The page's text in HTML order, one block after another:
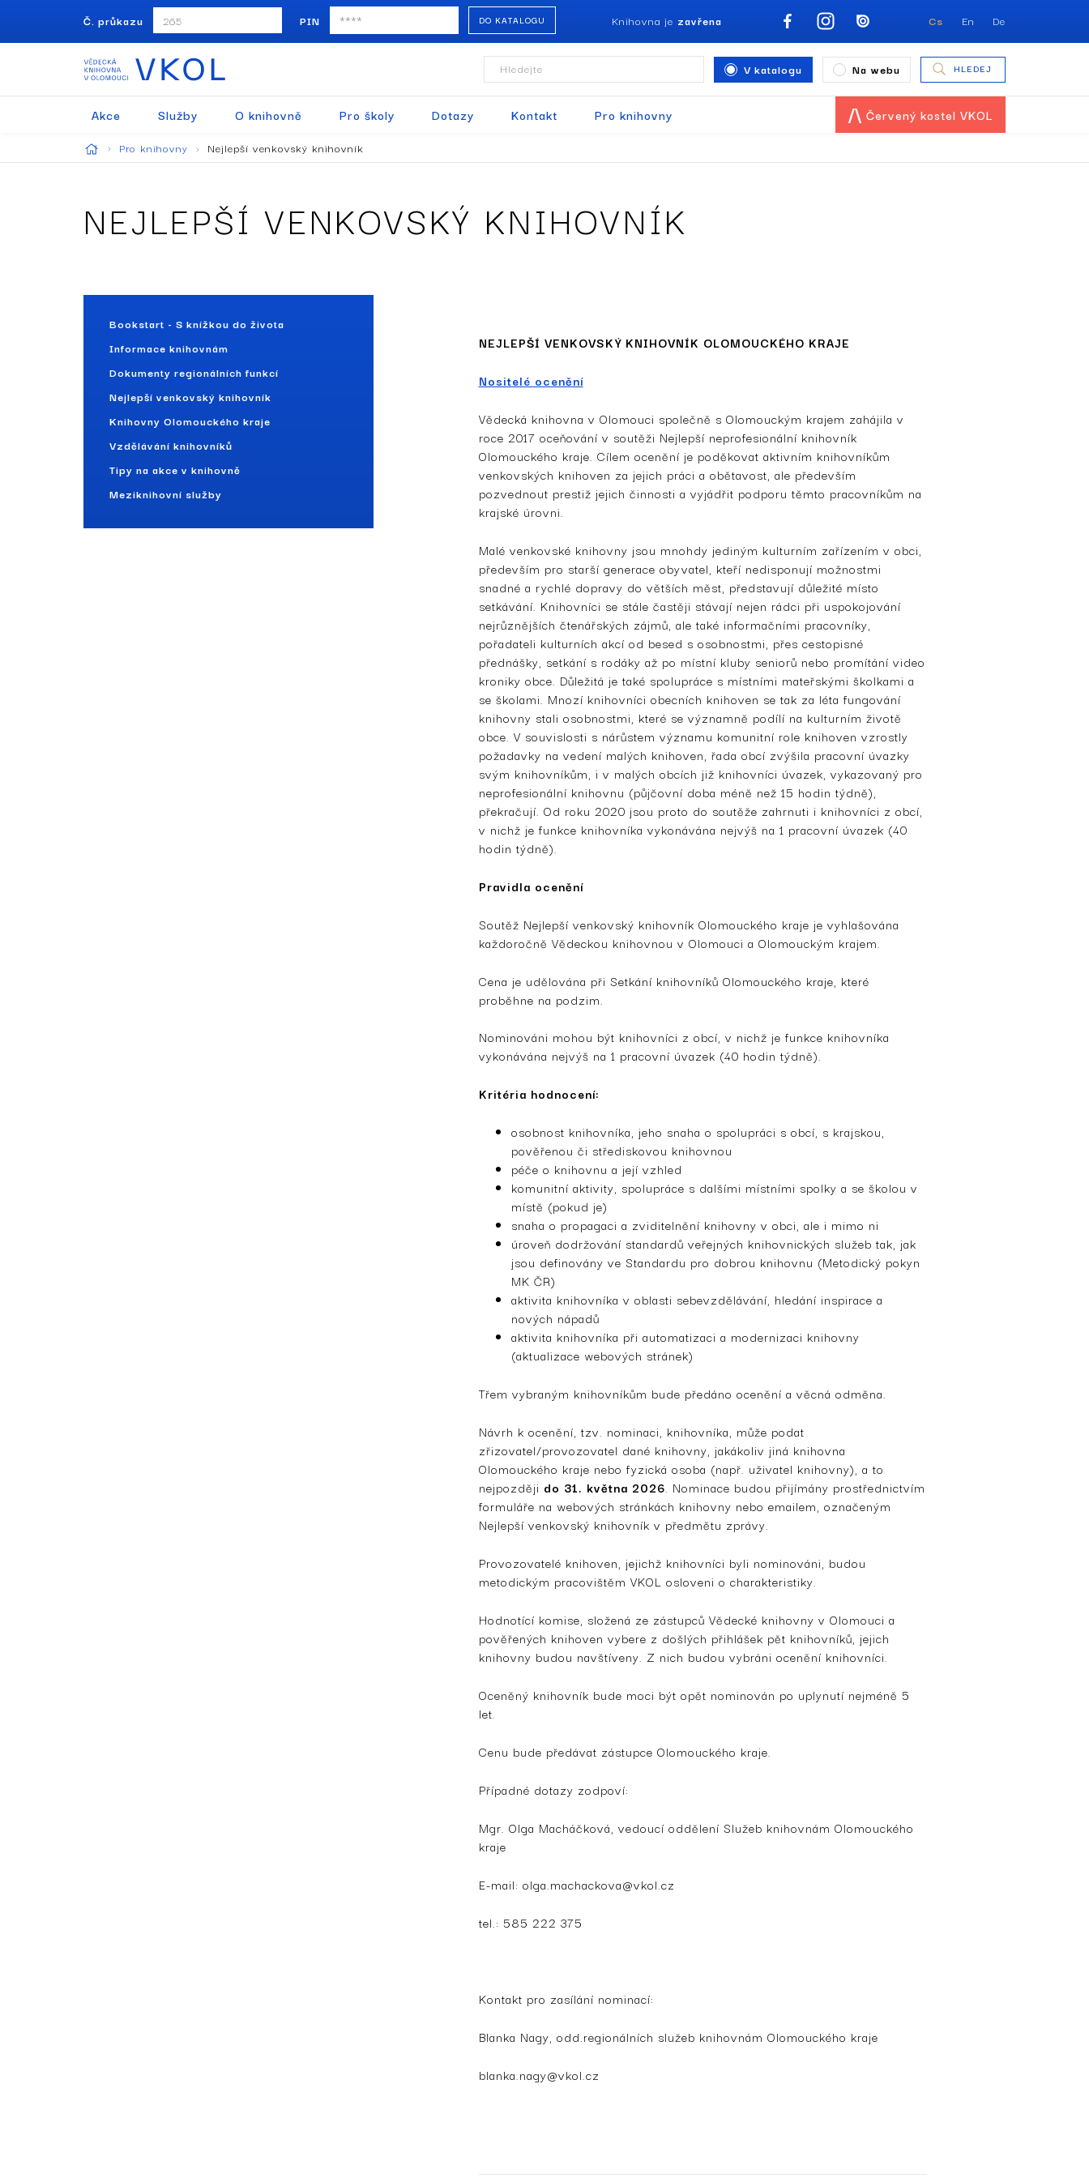
Č. průkazu PIN DO KATALOGU Knihovna je zavřena Cs En De
Hledejte V katalogu Na webu HLEDEJ
Akce Služby O knihovně Pro školy Dotazy Kontakt Pro knihovny Červený kostel VKOL
Pro knihovny Nejlepší venkovský knihovník
NEJLEPŠÍ VENKOVSKÝ KNIHOVNÍK
Bookstart - S knížkou do života
Informace knihovnám
Dokumenty regionálních funkcí
Nejlepší venkovský knihovník
Knihovny Olomouckého kraje
Vzdělávání knihovníků
Tipy na akce v knihovně
Meziknihovní služby
NEJLEPŠÍ VENKOVSKÝ KNIHOVNÍK OLOMOUCKÉHO KRAJE
Nositelé ocenění
Vědecká knihovna v Olomouci společně s Olomouckým krajem zahájila v
roce 2017 oceňování v soutěži Nejlepší neprofesionální knihovník
Olomouckého kraje. Cílem ocenění je poděkovat aktivním knihovníkům
venkovských knihoven za jejich práci a obětavost, ale především
pozvednout prestiž jejich činnosti a vyjádřit podporu těmto pracovníkům na
krajské úrovni.
Malé venkovské knihovny jsou mnohdy jediným kulturním zařízením v obci,
především pro starší generace obyvatel, kteří nedisponují možnostmi
snadné a rychlé dopravy do větších měst, představují důležité místo
setkávání. Knihovníci se stále častěji stávají nejen rádci při uspokojování
nejrůznějších čtenářských zájmů, ale také informačními pracovníky,
pořadateli kulturních akcí od besed s osobnostmi, přes cestopisné
přednášky, setkání s rodáky až po místní kluby seniorů nebo promítání video
kroniky obce. Důležitá je také spolupráce s místními mateřskými školkami a
se školami. Mnozí knihovníci obecních knihoven se tak za léta fungování
knihovny stali osobnostmi, které se významně podílí na kulturním životě
obce. V souvislosti s nárůstem významu komunitní role knihoven vzrostly
požadavky na vedení malých knihoven, řada obcí zvýšila pracovní úvazky
svým knihovníkům, i v malých obcích již knihovníci úvazek, vykazovaný pro
neprofesionální knihovnu (půjčovní doba méně než 15 hodin týdně),
překračují. Od roku 2020 jsou proto do soutěže zahrnuti i knihovníci z obcí,
v nichž je funkce knihovníka vykonávána nejvýš na 1 pracovní úvazek (40
hodin týdně).
Pravidla ocenění
Soutěž Nejlepší venkovský knihovník Olomouckého kraje je vyhlašována
každoročně Vědeckou knihovnou v Olomouci a Olomouckým krajem.
Cena je udělována při Setkání knihovníků Olomouckého kraje, které
proběhne na podzim.
Nominováni mohou být knihovníci z obcí, v nichž je funkce knihovníka
vykonávána nejvýš na 1 pracovní úvazek (40 hodin týdně).
Kritéria hodnocení:
osobnost knihovníka, jeho snaha o spolupráci s obcí, s krajskou,
pověřenou či střediskovou knihovnou
péče o knihovnu a její vzhled
komunitní aktivity, spolupráce s dalšími místními spolky a se školou v
místě (pokud je)
snaha o propagaci a zviditelnění knihovny v obci, ale i mimo ni
úroveň dodržování standardů veřejných knihovnických služeb tak, jak
jsou definovány ve Standardu pro dobrou knihovnu (Metodický pokyn
MK ČR)
aktivita knihovníka v oblasti sebevzdělávání, hledání inspirace a
nových nápadů
aktivita knihovníka při automatizaci a modernizaci knihovny
(aktualizace webových stránek)
Třem vybraným knihovníkům bude předáno ocenění a věcná odměna.
Návrh k ocenění, tzv. nominaci, knihovníka, může podat
zřizovatel/provozovatel dané knihovny, jakákoliv jiná knihovna
Olomouckého kraje nebo fyzická osoba (např. uživatel knihovny), a to
nejpozději do 31. května 2026. Nominace budou přijímány prostřednictvím
formuláře na webových stránkách knihovny nebo emailem, označeným
Nejlepší venkovský knihovník v předmětu zprávy.
Provozovatelé knihoven, jejichž knihovníci byli nominováni, budou
metodickým pracovištěm VKOL osloveni o charakteristiky.
Hodnotící komise, složená ze zástupců Vědecké knihovny v Olomouci a
pověřených knihoven vybere z došlých přihlášek pět knihovníků, jejich
knihovny budou navštíveny. Z nich budou vybráni ocenění knihovníci.
Oceněný knihovník bude moci být opět nominován po uplynutí nejméně 5
let.
Cenu bude předávat zástupce Olomouckého kraje.
Případné dotazy zodpoví:
Mgr. Olga Macháčková, vedoucí oddělení Služeb knihovnám Olomouckého
kraje
E-mail: olga.machackova@vkol.cz
tel.: 585 222 375
Kontakt pro zasílání nominací:
Blanka Nagy, odd.regionálních služeb knihovnám Olomouckého kraje
blanka.nagy@vkol.cz